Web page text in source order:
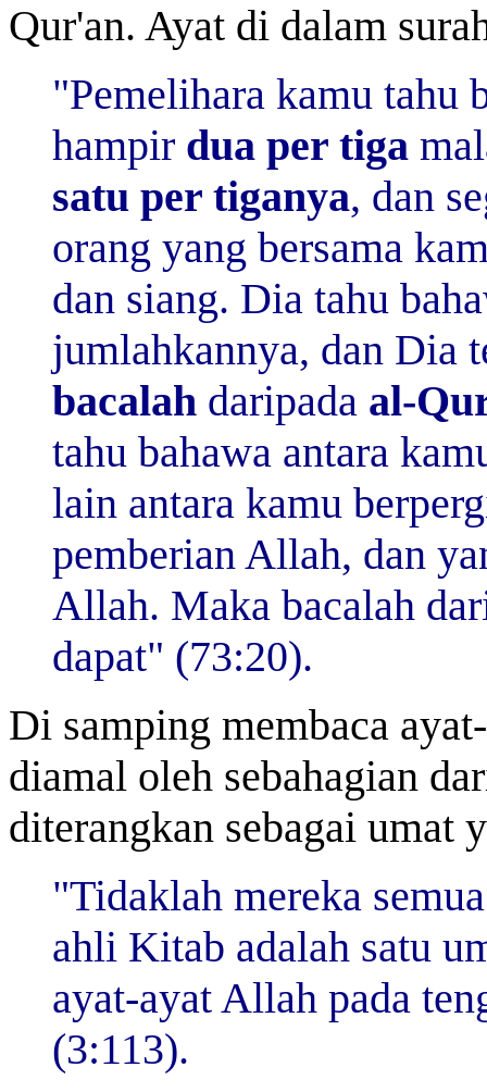
Qur'an. Ayat di dalam
"Pemelihara kamu tahu
hampir dua per tiga
satu per tiganya, dan
orang yang bersama
dan siang. Dia tahu
jumlahkannya, dan Dia
bacalah daripada al-
tahu bahawa antara
lain antara kamu
pemberian Allah, dan
Allah. Maka bacalah
dapat" (73:20).
Di samping membaca
diamal oleh sebahagian
diterangkan sebagai umat
"Tidaklah mereka
ahli Kitab adalah satu
ayat-ayat Allah pada
(3:113).